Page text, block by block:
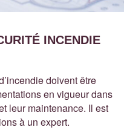
INCENDIE
doivent être
en vigueur dans
leur maintenance. Il est
à un expert.